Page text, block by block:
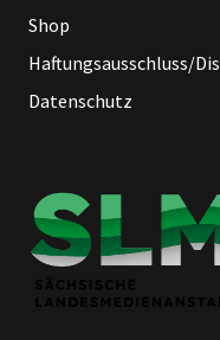
Shop
Haftungsausschluss/
Datenschutz